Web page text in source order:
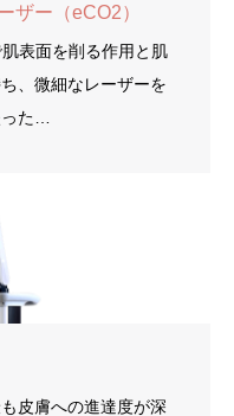
ザー（eCO2）
表面を削る作用と肌
、微細なレーザーを
た…
皮膚への進達度が深